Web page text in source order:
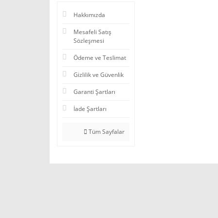
Hakkımızda
Mesafeli Satış
Sözleşmesi
Ödeme ve Teslimat
Gizlilik ve Güvenlik
Garanti Şartları
İade Şartları
Tüm Sayfalar